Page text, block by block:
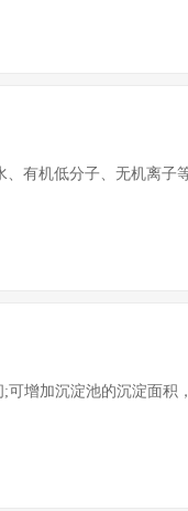
有机低分子、无机离子
增加沉淀池的沉淀面